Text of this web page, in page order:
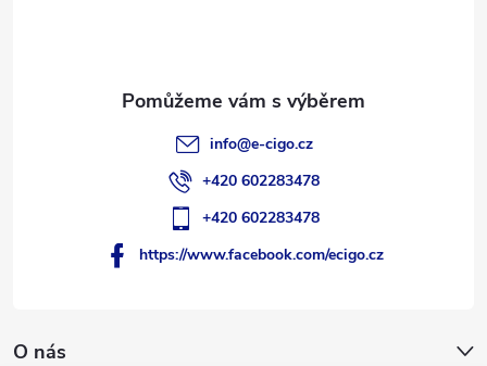
O nás
info@e-cigo.cz
+420 602283478
+420 602283478
https://www.facebook.com/ecigo.cz